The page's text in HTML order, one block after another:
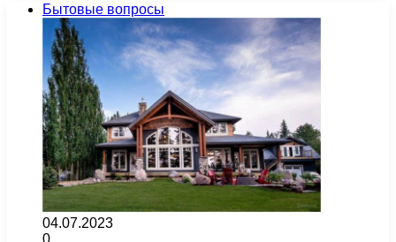
Бытовые вопросы
04.07.2023
0